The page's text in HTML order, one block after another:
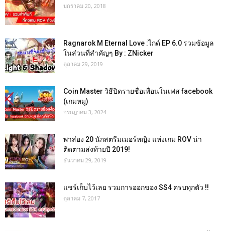
มกราคม 20, 2018
Ragnarok M Eternal Love :ไกด์ EP 6.0 รวมข้อมูล
ในส่วนที่สำคัญๆ By : ZNicker
ตุลาคม 29, 2019
Coin Master วิธีปิดรายชื่อเพื่อนในเฟส facebook
(เกมหมู)
กรกฎาคม 3, 2024
พาส่อง 20 นักสตรีมเมอร์หญิง แห่งเกม ROV น่า
ติดตามส่งท้ายปี 2019!
ธันวาคม 29, 2019
แชร์เก็บไว้เลย รวมการออกของ SS4 ครบทุกตัว !!
ตุลาคม 7, 2017